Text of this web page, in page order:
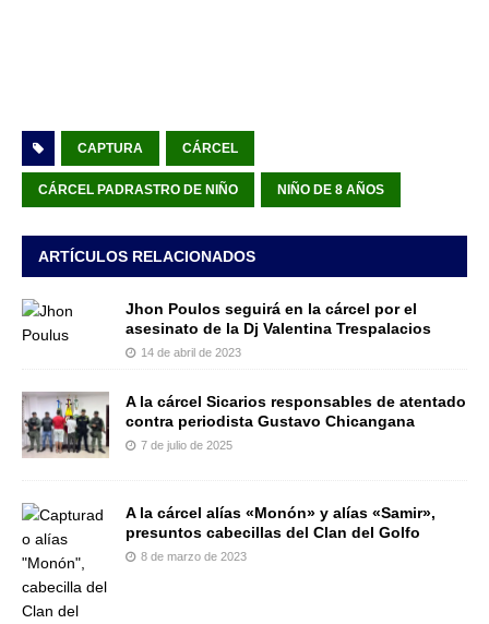
CAPTURA CÁRCEL
CÁRCEL PADRASTRO DE NIÑO NIÑO DE 8 AÑOS
ARTÍCULOS RELACIONADOS
Jhon Poulos seguirá en la cárcel por el
asesinato de la Dj Valentina Trespalacios
14 de abril de 2023
A la cárcel Sicarios responsables de atentado
contra periodista Gustavo Chicangana
7 de julio de 2025
A la cárcel alías «Monón» y alías «Samir»,
presuntos cabecillas del Clan del Golfo
8 de marzo de 2023